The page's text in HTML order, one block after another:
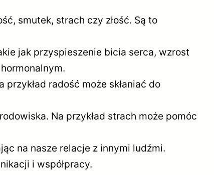
smutek, strach czy złość. Są to
jak przyspieszenie bicia serca, wzrost
radość może skłaniać do
Na przykład strach może pomóc
na nasze relacje z innymi ludźmi.
i współpracy.